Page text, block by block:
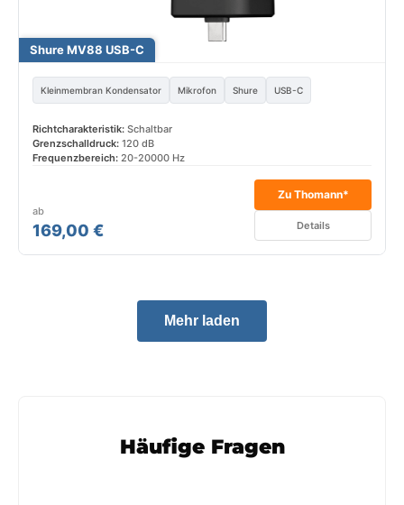
Shure MV88 USB-C
Kleinmembran Kondensator Mikrofon Shure USB-C
Richtcharakteristik: Schaltbar
Grenzschalldruck: 120 dB
Frequenzbereich: 20-20000 Hz
ab
169,00 €
Zu Thomann*
Details
Mehr laden
Häufige Fragen